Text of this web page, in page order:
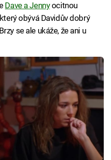
Dave a Jennyocitnou
obývá Davidův dobrý
se ale ukáže, že ani u